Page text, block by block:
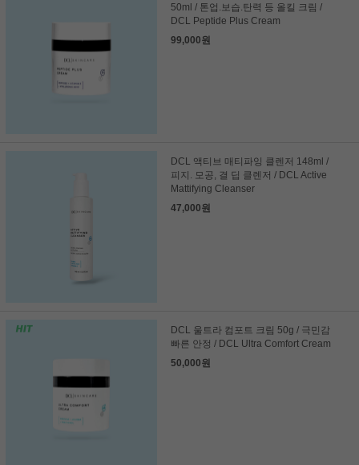
50ml / 톤업.보습.탄력 등 올킬 크림 /
DCL Peptide Plus Cream
99,000원
DCL 액티브 매티파잉 클렌저 148ml /
피지. 모공, 결 딥 클렌저 / DCL Active
Mattifying Cleanser
47,000원
DCL 울트라 컴포트 크림 50g / 극민감
빠른 안정 / DCL Ultra Comfort Cream
50,000원